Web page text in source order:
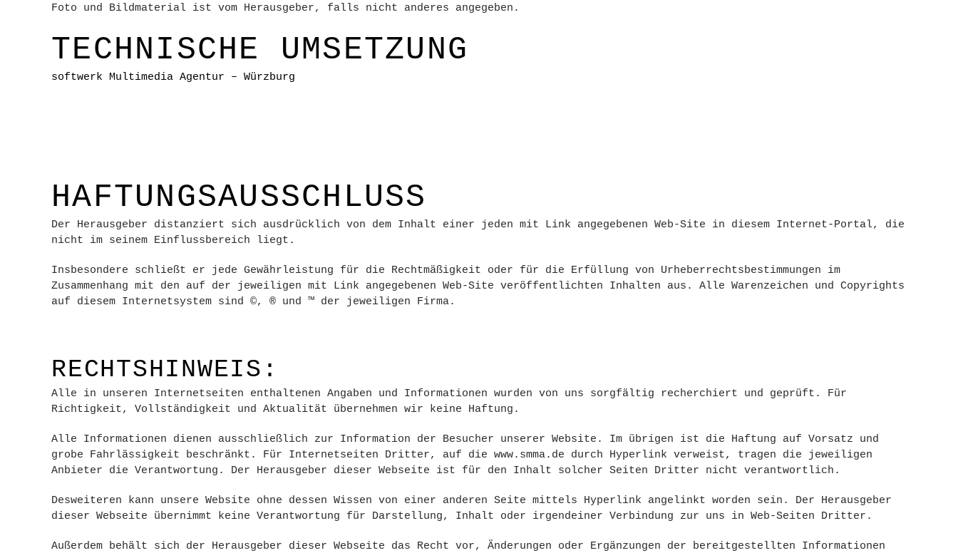
Foto und Bildmaterial ist vom Herausgeber, falls nicht anderes angegeben.
TECHNISCHE UMSETZUNG
softwerk Multimedia Agentur – Würzburg
HAFTUNGSAUSSCHLUSS
Der Herausgeber distanziert sich ausdrücklich von dem Inhalt einer jeden mit Link angegebenen Web-Site in diesem Internet-Portal, die
nicht im seinem Einflussbereich liegt.
Insbesondere schließt er jede Gewährleistung für die Rechtmäßigkeit oder für die Erfüllung von Urheberrechtsbestimmungen im
Zusammenhang mit den auf der jeweiligen mit Link angegebenen Web-Site veröffentlichten Inhalten aus. Alle Warenzeichen und Copyrights
auf diesem Internetsystem sind ©, ® und ™ der jeweiligen Firma.
RECHTSHINWEIS:
Alle in unseren Internetseiten enthaltenen Angaben und Informationen wurden von uns sorgfältig recherchiert und geprüft. Für
Richtigkeit, Vollständigkeit und Aktualität übernehmen wir keine Haftung.
Alle Informationen dienen ausschließlich zur Information der Besucher unserer Website. Im übrigen ist die Haftung auf Vorsatz und
grobe Fahrlässigkeit beschränkt. Für Internetseiten Dritter, auf die www.smma.de durch Hyperlink verweist, tragen die jeweiligen
Anbieter die Verantwortung. Der Herausgeber dieser Webseite ist für den Inhalt solcher Seiten Dritter nicht verantwortlich.
Desweiteren kann unsere Website ohne dessen Wissen von einer anderen Seite mittels Hyperlink angelinkt worden sein. Der Herausgeber
dieser Webseite übernimmt keine Verantwortung für Darstellung, Inhalt oder irgendeiner Verbindung zur uns in Web-Seiten Dritter.
Außerdem behält sich der Herausgeber dieser Webseite das Recht vor, Änderungen oder Ergänzungen der bereitgestellten Informationen